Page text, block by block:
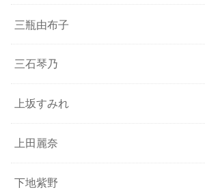
三瓶由布子
三石琴乃
上坂すみれ
上田麗奈
下地紫野